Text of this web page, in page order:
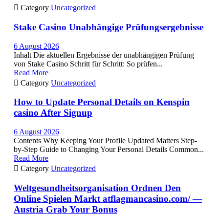
 Category Uncategorized
Stake Casino Unabhängige Prüfungsergebnisse
6 August 2026
Inhalt Die aktuellen Ergebnisse der unabhängigen Prüfung
von Stake Casino Schritt für Schritt: So prüfen...
Read More
 Category Uncategorized
How to Update Personal Details on Kenspin
casino After Signup
6 August 2026
Contents Why Keeping Your Profile Updated Matters Step-
by-Step Guide to Changing Your Personal Details Common...
Read More
 Category Uncategorized
Weltgesundheitsorganisation Ordnen Den
Online Spielen Markt atflagmancasino.com/ —
Austria Grab Your Bonus